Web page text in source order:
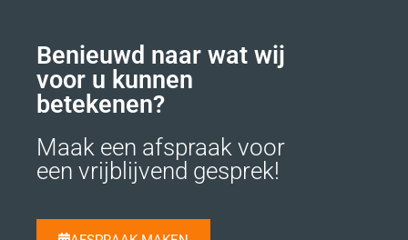
Benieuwd naar wat wij
voor u kunnen
betekenen?
Maak een afspraak voor
een vrijblijvend gesprek!